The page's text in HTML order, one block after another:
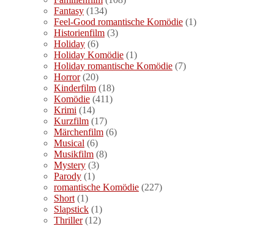
Fantasy (134)
Feel-Good romantische Komödie (1)
Historienfilm (3)
Holiday (6)
Holiday Komödie (1)
Holiday romantische Komödie (7)
Horror(20)
Kinderfilm (18)
Komödie (411)
Krimi (14)
Kurzfilm (17)
Märchenfilm (6)
Musical (6)
Musikfilm (8)
Mystery (3)
Parody (1)
romantische Komödie (227)
Short (1)
Slapstick (1)
Thriller(12)